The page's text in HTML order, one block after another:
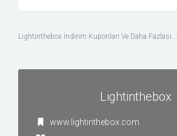
Lightinthebox İndirim Kuponları Ve Daha Fazlası...
Lightinthebox
www.lightinthebox.com